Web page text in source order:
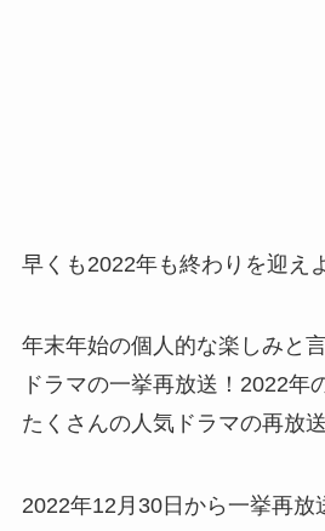
早くも2022年も終わりを迎え
年末年始の個人的な楽しみと
ドラマの一挙再放送！2022年
たくさんの人気ドラマの再放
2022年12月30日から一挙再放